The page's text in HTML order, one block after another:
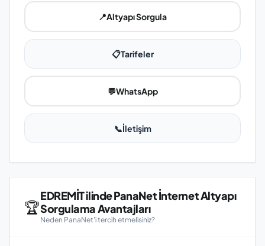
📍Altyapı Sorgula
📋Tarifeler
💬WhatsApp
📞İletişim
🏆
EDREMİT ilinde PanaNet İnternet Altyapı
Sorgulama Avantajları
Neden PanaNet'i tercih etmelisiniz?